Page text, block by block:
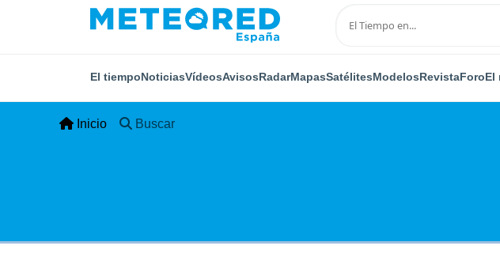
El tiempoNoticiasVídeosAvisosRadarMapasSatélitesModelosRevistaForoEl
Inicio Buscar